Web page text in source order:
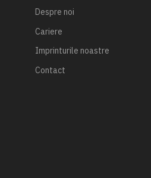
Despre noi
Cariere
Imprinturile noastre
Contact